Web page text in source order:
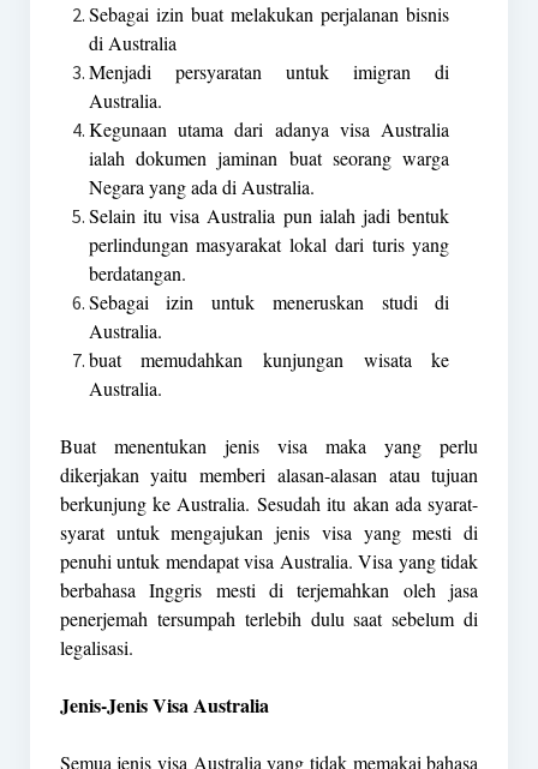
Sebagai izin buat melakukan perjalanan bisnis
di Australia
Menjadi persyaratan untuk imigran di
Australia.
Kegunaan utama dari adanya visa Australia
ialah dokumen jaminan buat seorang warga
Negara yang ada di Australia.
Selain itu visa Australia pun ialah jadi bentuk
perlindungan masyarakat lokal dari turis yang
berdatangan.
Sebagai izin untuk meneruskan studi di
Australia.
buat memudahkan kunjungan wisata ke
Australia.
Buat menentukan jenis visa maka yang perlu
dikerjakan yaitu memberi alasan-alasan atau tujuan
berkunjung ke Australia. Sesudah itu akan ada syarat-
syarat untuk mengajukan jenis visa yang mesti di
penuhi untuk mendapat visa Australia. Visa yang tidak
berbahasa Inggris mesti di terjemahkan oleh jasa
penerjemah tersumpah terlebih dulu saat sebelum di
legalisasi.
Jenis-Jenis Visa Australia
Semua jenis visa Australia yang tidak memakai bahasa